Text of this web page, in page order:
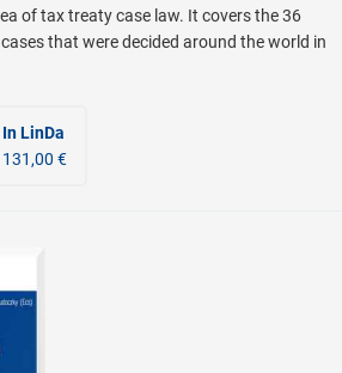
of tax treaty case law. It covers the 36
that were decided around the world in
In LinDa
131,00 €